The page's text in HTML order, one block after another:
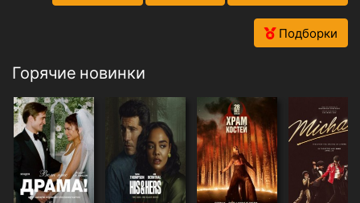
Подборки
Горячие новинки